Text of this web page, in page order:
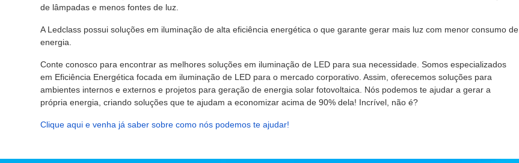
de lâmpadas e menos fontes de luz.
A Ledclass possui soluções em iluminação de alta eficiência energética o que garante gerar mais luz com menor consumo de
energia.
Conte conosco para encontrar as melhores soluções em iluminação de LED para sua necessidade. Somos especializados
em Eficiência Energética focada em iluminação de LED para o mercado corporativo. Assim, oferecemos soluções para
ambientes internos e externos e projetos para geração de energia solar fotovoltaica. Nós podemos te ajudar a gerar a
própria energia, criando soluções que te ajudam a economizar acima de 90% dela! Incrível, não é?
Clique aqui e venha já saber sobre como nós podemos te ajudar!